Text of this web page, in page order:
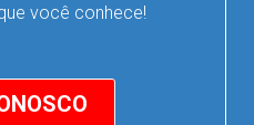
você conhece!